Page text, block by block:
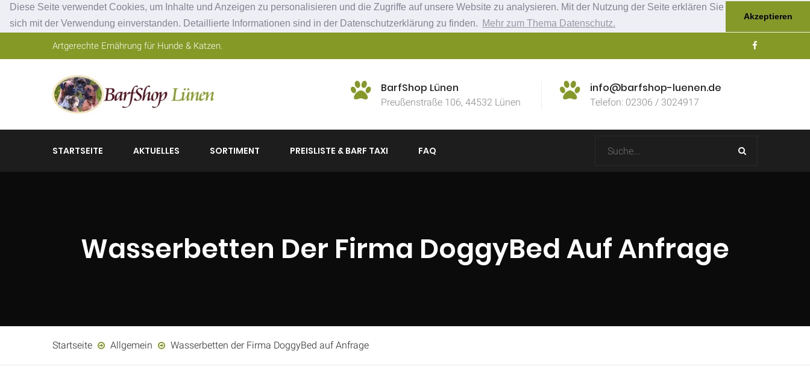
Diese Seite verwendet Cookies, um Inhalte und Anzeigen zu personalisieren und die Zugriffe auf unsere Website zu analysieren. Mit der Nutzung der Seite erklären Sie
sich mit der Verwendung einverstanden. Detaillierte Informationen sind in der Datenschutzerklärung zu finden. Mehr zum Thema Datenschutz.
Akzeptieren
Artgerechte Ernährung für Hunde & Katzen.
BarfShop Lünen
Preußenstraße 106, 44532 Lünen
info@barfshop-luenen.de
Telefon: 02306 / 3024917
STARTSEITE AKTUELLES SORTIMENT PREISLISTE & BARF TAXI FAQ
Wasserbetten Der Firma DoggyBed Auf Anfrage
Startseite Allgemein Wasserbetten der Firma DoggyBed auf Anfrage